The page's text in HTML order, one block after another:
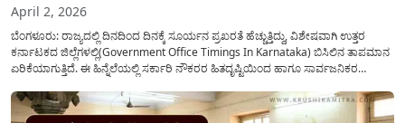
April 2, 2026
ಬೆಂಗಳೂರು: ರಾಜ್ಯದಲ್ಲಿ ದಿನದಿಂದ ದಿನಕ್ಕೆ ಸೂರ್ಯನ ಪ್ರಖರತೆ ಹೆಚ್ಚುತ್ತಿದ್ದು, ವಿಶೇಷವಾಗಿ ಉತ್ತರ
ಕರ್ನಾಟಕದ ಜಿಲ್ಲೆಗಳಲ್ಲಿ(Government Office Timings In Karnataka) ಬಿಸಿಲಿನ ತಾಪಮಾನ
ಏರಿಕೆಯಾಗುತ್ತಿದೆ. ಈ ಹಿನ್ನೆಲೆಯಲ್ಲಿ ಸರ್ಕಾರಿ ನೌಕರರ ಹಿತದೃಷ್ಟಿಯಿಂದ ಹಾಗೂ ಸಾರ್ವಜನಿಕರ
ಮತ್ತು ಕಲ್ಯಾಣ ಕರ್ನಾಟಕದ ಒಟ್ಟು 9 ಜಿಲ್ಲೆಗಳಲ್ಲಿ ಏಪ್ರಿಲ್...